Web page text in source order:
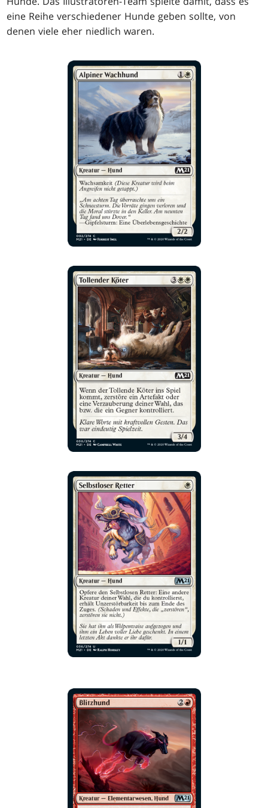
eine Reihe verschiedener Hunde geben sollte, von
denen viele eher niedlich waren.